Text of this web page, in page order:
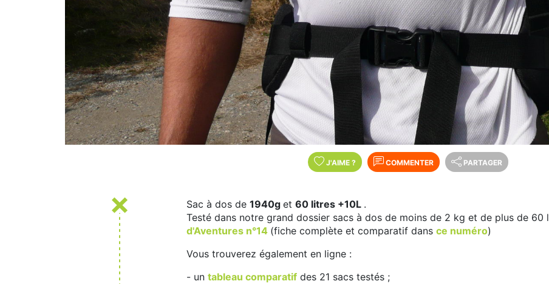
J'AIME ? COMMENTER PARTAGER
Sac à dos de 1940g et 60 litres +10L .
Testé dans notre grand dossier sacs à dos de moins de 2 kg et de plus de 60
d'Aventures n°14 (fiche complète et comparatif dans ce numéro)
Vous trouverez également en ligne :
- un tableau comparatif des 21 sacs testés ;